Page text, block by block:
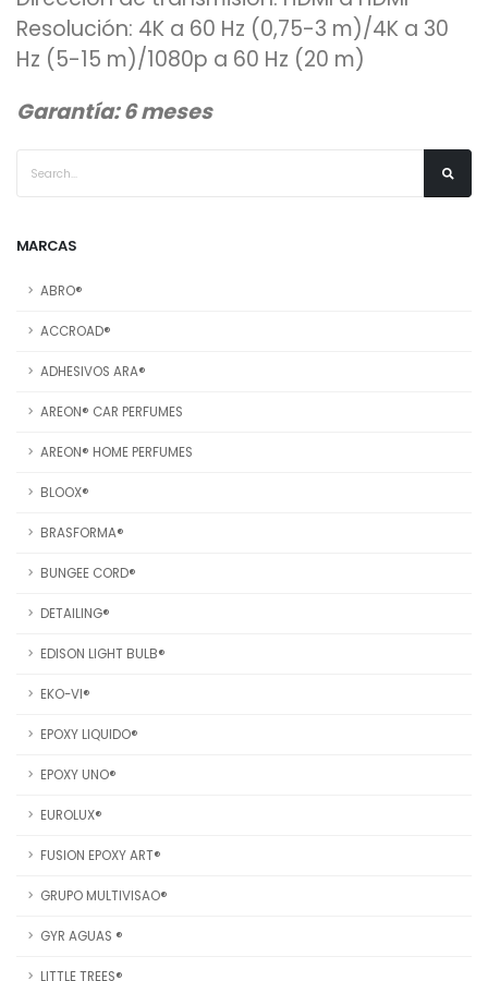
MARCAS
ABRO®
ACCROAD®
ADHESIVOS ARA®
AREON® CAR PERFUMES
AREON® HOME PERFUMES
BLOOX®
BRASFORMA®
BUNGEE CORD®
DETAILING®
EDISON LIGHT BULB®
EKO-VI®
EPOXY LIQUIDO®
EPOXY UNO®
EUROLUX®
FUSION EPOXY ART®
GRUPO MULTIVISAO®
GYR AGUAS ®
LITTLE TREES®
Resolución: 4K a 60 Hz (0,75-3 m)/4K a 30
Hz (5-15 m)/1080p a 60 Hz (20 m)
Garantía: 6 meses